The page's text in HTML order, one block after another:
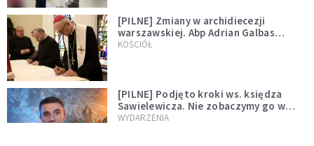
[PILNE] Zmiany w archidiecezji
warszawskiej. Abp Adrian Galbas
wręczył dekrety nowym proboszczom
KOŚCIÓŁ
[PILNE] Podjęto kroki ws. księdza
Sawielewicza. Nie zobaczymy go w
mediach
WYDARZENIA